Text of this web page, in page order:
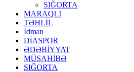
SIĞORTA
MARAQLI
TƏHLİL
İdman
DİASPOR
ƏDƏBİYYAT
MÜSAHİBƏ
SIĞORTA